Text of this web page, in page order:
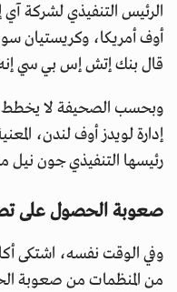
الرئيس التنفيذي لشركة
أوف أمريكا، وكريستيان
قال بنك إتش إس بي سي إنه
وبحسب الصحيفة لا يخطط
إدارة لويدز أوف لندن،
رئيسها التنفيذي جون نيل
صعوبة الحصول على
وفي الوقت نفسه، اشتكى
من المنظمات من صعوبة